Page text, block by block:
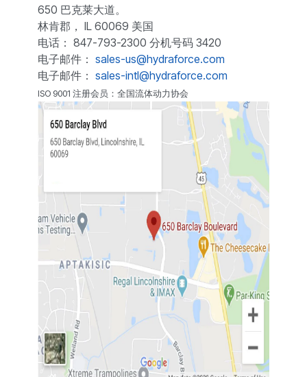
650 巴克莱大道。
林肯郡， IL 60069 美国
电话： 847-793-2300 分机号码 3420
电子邮件： sales-us@hydraforce.com
电子邮件： sales-intl@hydraforce.com
ISO 9001 注册会员：全国流体动力协会